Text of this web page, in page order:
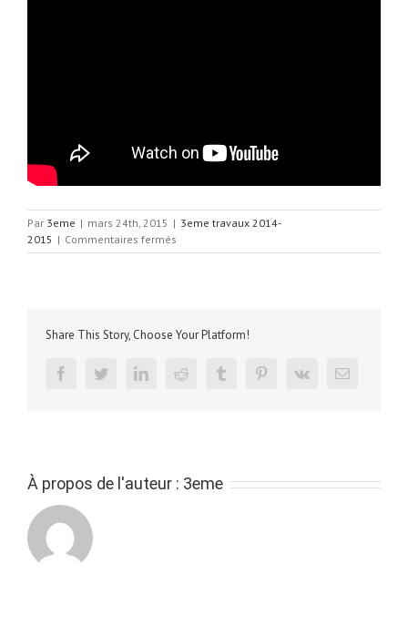
Par 3eme | mars 24th, 2015 | 3eme travaux 2014-
2015 | Commentaires fermés
3°A
2015
Share This Story, Choose Your Platform!
facebooktwitter linkedinreddit tumblr pinterestvk Email
À propos de l'auteur : 3eme